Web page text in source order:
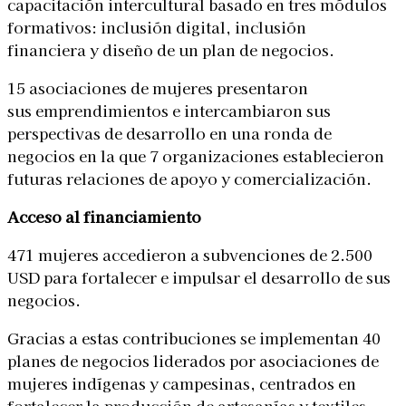
formativos: inclusión digital, inclusión
financiera y diseño de un plan de negocios.
15 asociaciones de mujeres presentaron
sus emprendimientos e intercambiaron sus
perspectivas de desarrollo en una ronda de
negocios en la que 7 organizaciones establecieron
futuras relaciones de apoyo y comercialización.
Acceso al financiamiento
471 mujeres accedieron a subvenciones de 2.500
USD para fortalecer e impulsar el desarrollo de sus
negocios.
Gracias a estas contribuciones se implementan 40
planes de negocios liderados por asociaciones de
mujeres indígenas y campesinas, centrados en